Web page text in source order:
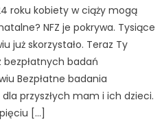
roku kobiety w ciąży mogą
NFZ je pokrywa. Tysiące
już skorzystało. Teraz Ty
bezpłatnych badań
Bezpłatne badania
przyszłych mam i ich dzieci.
[…]